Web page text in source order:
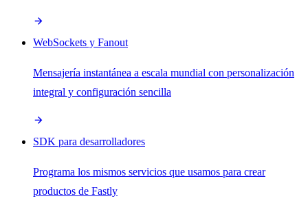
WebSockets y Fanout
Mensajería instantánea a escala mundial con personalización
integral y configuración sencilla
SDK para desarrolladores
Programa los mismos servicios que usamos para crear
productos de Fastly